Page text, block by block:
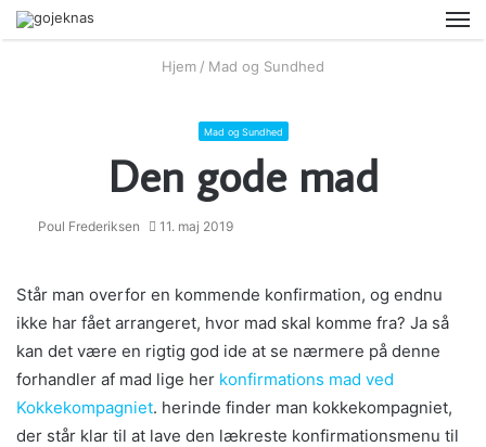
Hjem / Mad og Sundhed
Mad og Sundhed
Den gode mad
Poul Frederiksen 11. maj 2019
Står man overfor en kommende konfirmation, og endnu
ikke har fået arrangeret, hvor mad skal komme fra? Ja så
kan det være en rigtig god ide at se nærmere på denne
forhandler af mad lige her konfirmations mad ved
Kokkekompagniet. herinde finder man kokkekompagniet,
der står klar til at lave den lækreste konfirmationsmenu til